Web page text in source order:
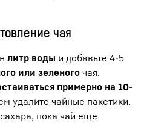
чая
литр воды и добавьте 4-5
или зеленогочая.
примерно на 10-
удалите чайные пакетики.
пока чай еще